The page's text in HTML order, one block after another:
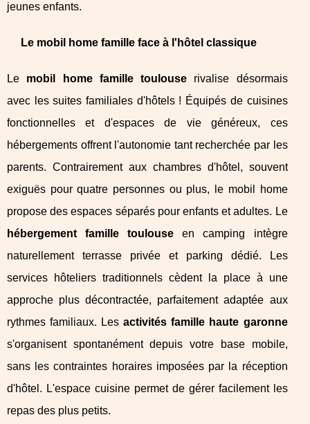
jeunes enfants.
Le mobil home famille face à l'hôtel classique
Le mobil home famille toulouse rivalise désormais
avec les suites familiales d'hôtels ! Équipés de cuisines
fonctionnelles et d'espaces de vie généreux, ces
hébergements offrent l'autonomie tant recherchée par les
parents. Contrairement aux chambres d'hôtel, souvent
exiguës pour quatre personnes ou plus, le mobil home
propose des espaces séparés pour enfants et adultes. Le
hébergement famille toulouse en camping intègre
naturellement terrasse privée et parking dédié. Les
services hôteliers traditionnels cèdent la place à une
approche plus décontractée, parfaitement adaptée aux
rythmes familiaux. Lesactivités famille haute garonne
s'organisent spontanément depuis votre base mobile,
sans les contraintes horaires imposées par la réception
d'hôtel. L'espace cuisine permet de gérer facilement les
repas des plus petits.